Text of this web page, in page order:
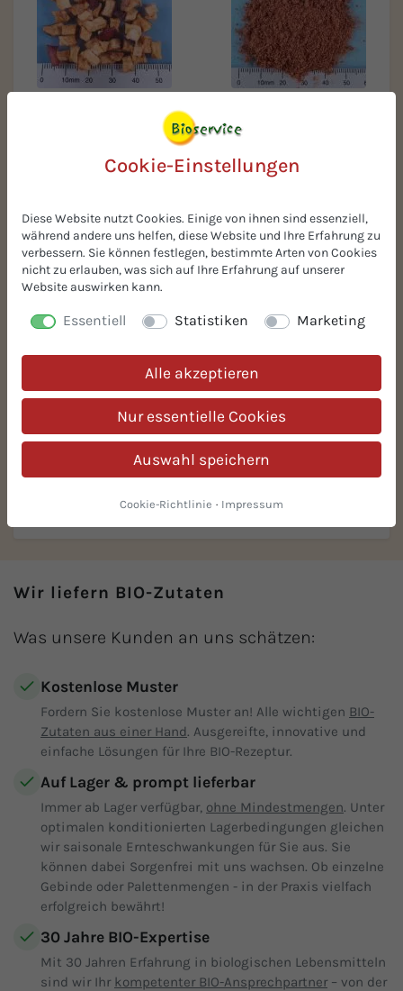
BIO-Rosinen classic
Wir liefern BIO-Zutaten
Was unsere Kunden an uns schätzen:
Kostenlose Muster
Fordern Sie kostenlose Muster an! Alle wichtigen BIO-
Zutaten aus einer Hand. Ausgereifte, innovative und
einfache Lösungen für Ihre BIO-Rezeptur.
Auf Lager & prompt lieferbar
Immer ab Lager verfügbar, ohne Mindestmengen. Unter
optimalen konditionierten Lagerbedingungen gleichen
wir saisonale Ernteschwankungen für Sie aus. Sie
können dabei Sorgenfrei mit uns wachsen. Ob einzelne
Gebinde oder Palettenmengen - in der Praxis vielfach
erfolgreich bewährt!
30 Jahre BIO-Expertise
Mit 30 Jahren Erfahrung in biologischen Lebensmitteln
sind wir Ihr kompetenter BIO-Ansprechpartner – von der
Cookie-Einstellungen
Diese Website nutzt Cookies. Einige von ihnen sind essenziell,
während andere uns helfen, diese Website und Ihre Erfahrung zu
verbessern. Sie können festlegen, bestimmte Arten von Cookies
nicht zu erlauben, was sich auf Ihre Erfahrung auf unserer
Website auswirken kann.
Essentiell Statistiken Marketing
Alle akzeptieren
Nur essentielle Cookies
Auswahl speichern
Cookie-Richtlinie · Impressum